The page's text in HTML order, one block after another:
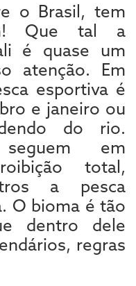
o Brasil, tem
Que tal a
é quase um
atenção. Em
esportiva é
e janeiro ou
do rio.
em
total,
a pesca
O bioma é tão
dentro dele
regras